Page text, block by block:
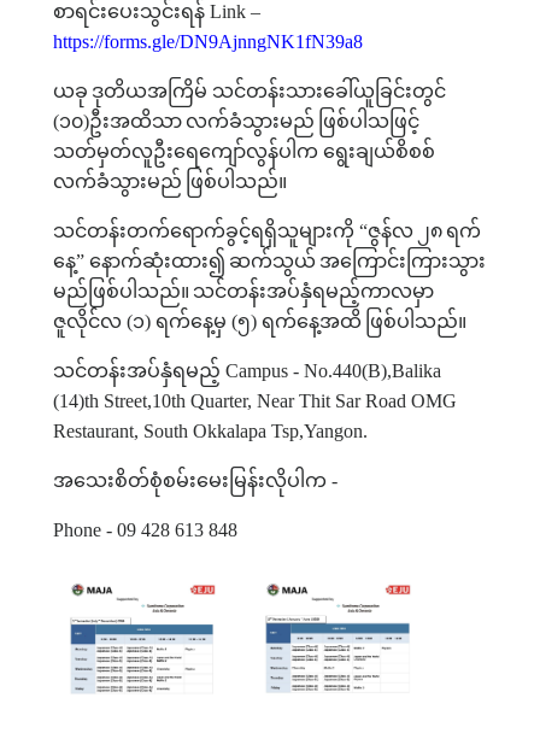
စာရင်းပေးသွင်းရန် Link –
https://forms.gle/DN9AjnngNK1fN39a8
ယခု ဒုတိယအကြိမ် သင်တန်းသားခေါ်ယူခြင်းတွင်
(၁၀)ဦးအထိသာ လက်ခံသွားမည် ဖြစ်ပါသဖြင့်
သတ်မှတ်လူဦးရေကျော်လွန်ပါက ​ရွေးချယ်စိစစ်
လက်ခံသွားမည် ဖြစ်ပါသည်။
သင်တန်းတက်ရောက်ခွင့်ရရှိသူများကို “ဇွန်လ ၂၈ ရက်
နေ့”နောက်ဆုံးထား၍ ဆက်သွယ် အကြောင်းကြားသွား
မည်ဖြစ်ပါသည်။ သင်တန်းအပ်နှံရမည့်ကာလမှာ
ဇူလိုင်လ (၁) ရက်နေ့မှ (၅) ရက်နေ့အထိ ဖြစ်ပါသည်။
သင်တန်းအပ်နှံရမည့် Campus - No.440(B),Balika
(14)th Street,10th Quarter, Near Thit Sar Road OMG
Restaurant, South Okkalapa Tsp,Yangon.
အသေးစိတ်စုံစမ်းမေးမြန်းလိုပါက -
Phone - 09 428 613 848